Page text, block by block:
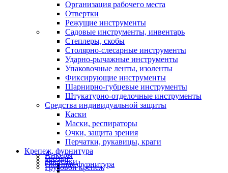
Организация рабочего места
Отвертки
Режущие инструменты
Садовые инструменты, инвентарь
Степлеры, скобы
Столярно-слесарные инструменты
Ударно-рычажные инструменты
Упаковочные ленты, изоленты
Фиксирующие инструменты
Шарнирно-губцевые инструменты
Штукатурно-отделочные инструменты
Средства индивидуальной защиты
Каски
Маски, респираторы
Очки, защита зрения
Перчатки, рукавицы, краги
Крепеж, фурнитура
Анкеры
Гвозди
Заклепки
Оконная фурнитура
Грузовой крепеж